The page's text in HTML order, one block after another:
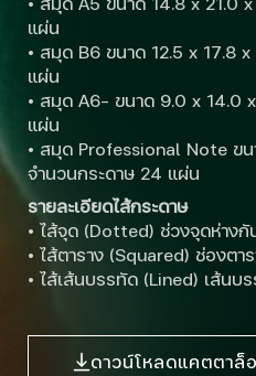
แผ่น
• สมุด B6 ขนาด 12.5 x 17.8
แผ่น
• สมุด A6- ขนาด 9.0 x 14.0
แผ่น
• สมุด Professional Note ข
จำนวนกระดาษ 24 แผ่น
รายละเอียดไส้กระดาษ
• ไส้จุด (Dotted) ช่วงจุดห่าง
• ไส้ตาราง (Squared) ช่องตา
• ไส้เส้นบรรทัด (Lined) เส้นบ
ดาวน์โหลดแคตตาล็